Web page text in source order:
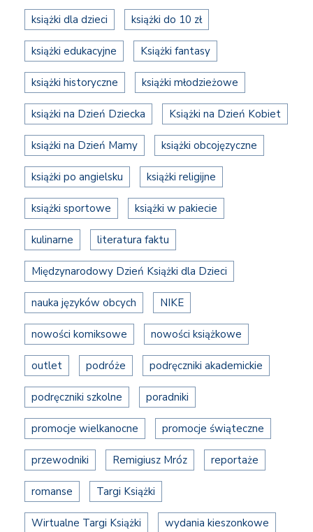
książki dla dzieci książki do 10 zł
książki edukacyjne Książki fantasy
książki historyczne książki młodzieżowe
książki na Dzień Dziecka Książki na Dzień Kobiet
książki na Dzień Mamy książki obcojęzyczne
książki po angielsku książki religijne
książki sportowe książki w pakiecie
kulinarne literatura faktu
Międzynarodowy Dzień Książki dla Dzieci
nauka języków obcych NIKE
nowości komiksowe nowości książkowe
outlet podróże podręczniki akademickie
podręczniki szkolne poradniki
promocje wielkanocne promocje świąteczne
przewodniki Remigiusz Mróz reportaże
romanse Targi Książki
Wirtualne Targi Książki wydania kieszonkowe